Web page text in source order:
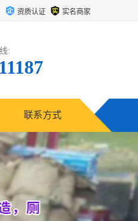
资质认证 实名商家
:
联系方式